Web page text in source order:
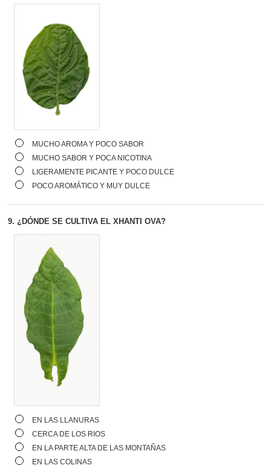
MUCHO AROMA Y POCO SABOR
MUCHO SABOR Y POCA NICOTINA
LIGERAMENTE PICANTE Y POCO DULCE
POCO AROMÁTICO Y MUY DULCE
9.¿DÓNDE SE CULTIVA EL XHANTI OVA?
EN LAS LLANURAS
CERCA DE LOS RIOS
EN LA PARTE ALTA DE LAS MONTAÑAS
EN LAS COLINAS